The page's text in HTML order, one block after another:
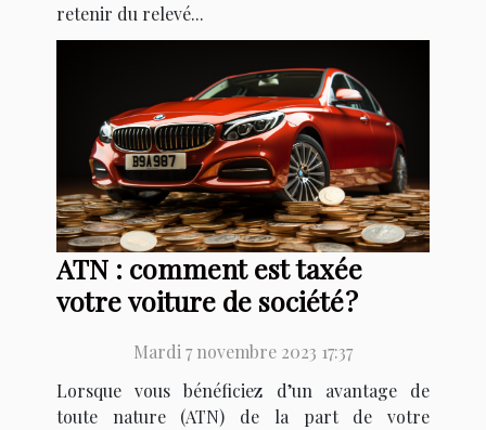
retenir du relevé...
ATN : comment est taxée
votre voiture de société ?
Mardi 7 novembre 2023 17:37
Lorsque vous bénéficiez d’un avantage de
toute nature (ATN) de la part de votre